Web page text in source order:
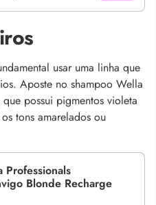
usar uma linha que
Aposte no shampoo Wella
que possui pigmentos violeta
tons amarelados ou
Professionals
Blonde Recharge